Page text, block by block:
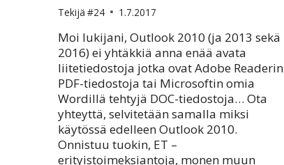
Tekijä #24 1.7.2017
Moi lukijani, Outlook 2010 (ja 2013 sekä
2016) ei yhtäkkiä anna enää avata
liitetiedostoja jotka ovat Adobe Readerin
PDF-tiedostoja tai Microsoftin omia
Wordillä tehtyjä DOC-tiedostoja… Ota
yhteyttä, selvitetään samalla miksi
käytössä edelleen Outlook 2010.
Onnistuu tuokin, ET –
erityistoimeksiantoja, monen muun